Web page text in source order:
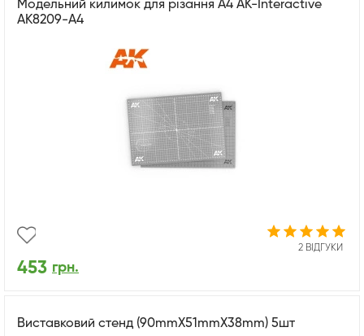
Модельний килимок для різання А4 AK-Interactive
AK8209-A4
2 ВІДГУКИ
453 грн.
Виставковий стенд (90mmX51mmX38mm) 5шт